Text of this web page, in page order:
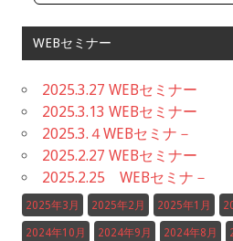
WEBセミナー
2025.3.27 WEBセミナー
2025.3.13 WEBセミナー
2025.3.４WEBセミナ－
2025.2.27 WEBセミナー
2025.2.25 WEBセミナ－
2025年3月 2025年2月 2025年1月
2024年10月 2024年9月 2024年8月